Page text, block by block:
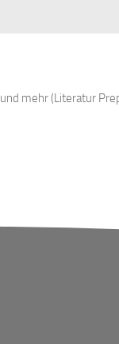
mehr (Literatur